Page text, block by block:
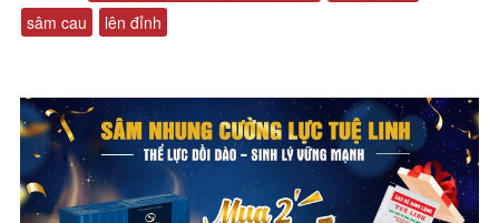
sâm cau
lên đỉnh